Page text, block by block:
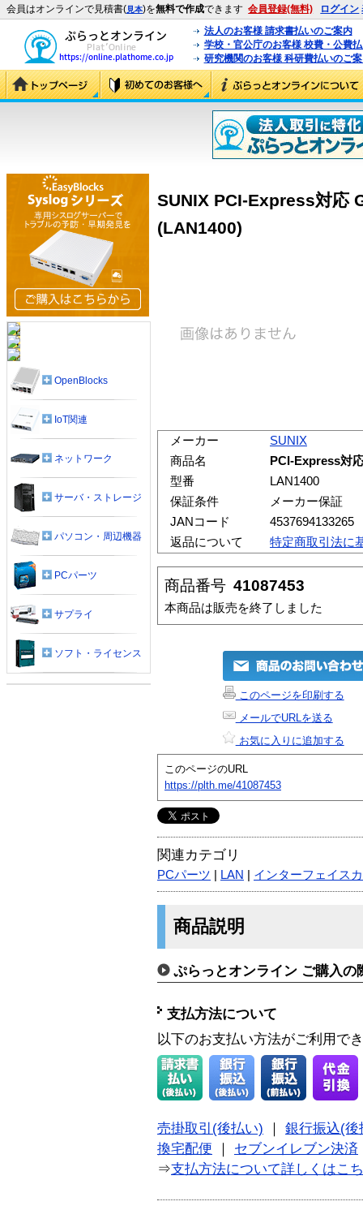
会員はオンラインで見積書(見本)を無料で作成できます 会員登録(無料) ログイン
法人のお客様 請求書払いのご案内
学校・官公庁のお客様 校費・公費
研究機関のお客様 科研費払いのご
SUNIX PCI-Express対応
(LAN1400)
メーカー
SUNIX
商品名
PCI-Express対
型番
LAN1400
保証条件
メーカー保証
JANコード
4537694133265
返品について
特定商取引法に
商品番号 41087453
本商品は販売を終了しました
このページを印刷する
メールでURLを送る
お気に入りに追加する
このページのURL
https://plth.me/41087453
関連カテゴリ
PCパーツ LAN インターフェイス
商品説明
ぷらっとオンライン ご購入の
支払方法について
以下のお支払い方法がご利用で
売掛取引(後払い)
銀行振込(後
換宅配便
セブンイレブン決済
⇒支払方法について詳しくはこ
OpenBlocks
IoT関連
ネットワーク
サーバ・ストレージ
パソコン・周辺機器
PCパーツ
サプライ
ソフト・ライセンス